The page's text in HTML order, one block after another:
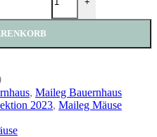
, Maileg Bauernhaus
2023, Maileg Mäuse